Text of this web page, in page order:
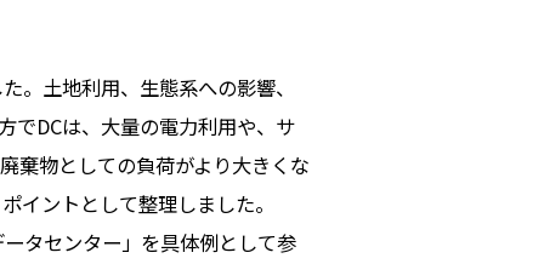
。土地利用、生態系への影響、
でDCは、大量の電力利用や、サ
棄物としての負荷がより大きくな
イントとして整理しました。
タセンター」を具体例として参